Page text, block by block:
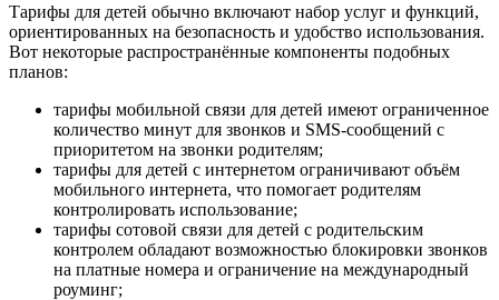
Тарифы для детей обычно включают набор услуг и функций,
ориентированных на безопасность и удобство использования.
Вот некоторые распространённые компоненты подобных
планов:
тарифы мобильной связи для детей имеют ограниченное
количество минут для звонков и SMS-сообщений с
приоритетом на звонки родителям;
тарифы для детей с интернетом ограничивают объём
мобильного интернета, что помогает родителям
контролировать использование;
тарифы сотовой связи для детей с родительским
контролем обладают возможностью блокировки звонков
на платные номера и ограничение на международный
роуминг;